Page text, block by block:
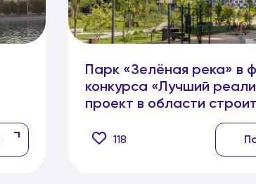
Парк «Зелёная река» в
конкурса «Лучший
проект в области
118